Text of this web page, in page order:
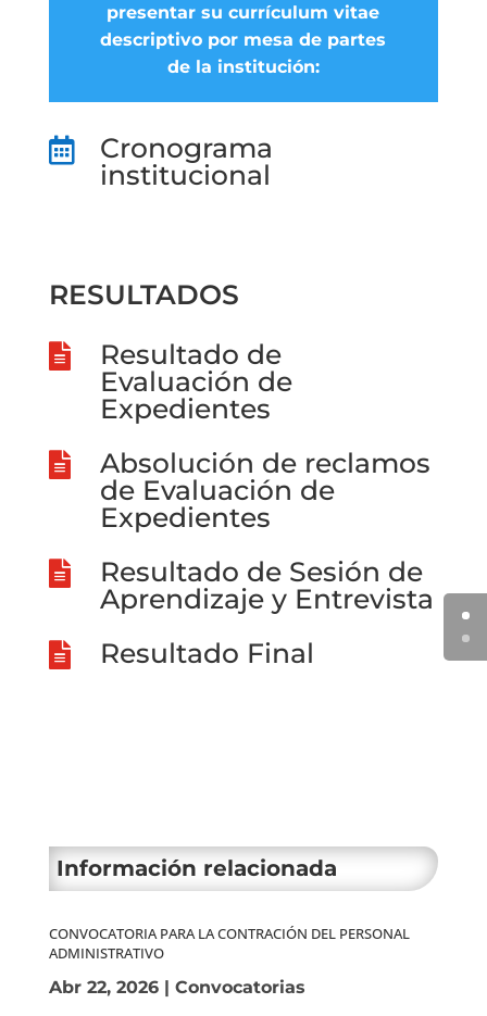
presentar su currículum vitae
descriptivo por mesa de partes
de la institución:

Cronograma
institucional
RESULTADOS

Resultado de
Evaluación de
Expedientes

Absolución de reclamos
de Evaluación de
Expedientes

Resultado de Sesión de
Aprendizaje y Entrevista
 Resultado Final
Información relacionada
CONVOCATORIA PARA LA CONTRACIÓN DEL PERSONAL
ADMINISTRATIVO
Abr 22, 2026| Convocatorias